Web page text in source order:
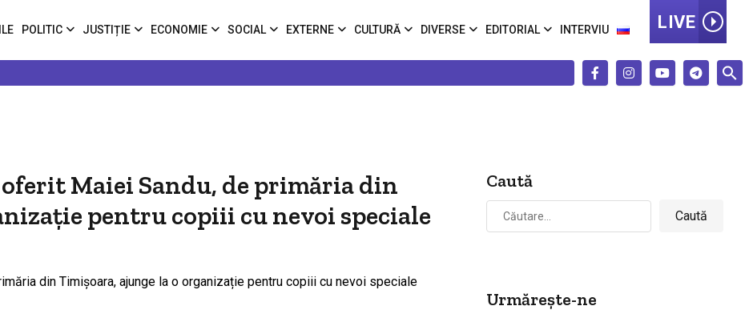
POLITIC JUSTIȚIE ECONOMIE SOCIAL EXTERNE CULTURĂ DIVERSE EDITORIAL INTERVIU LIVE
Maiei Sandu, de primăria din
pentru copiii cu nevoi speciale
Caută
Caută
după:
Urmărește-ne